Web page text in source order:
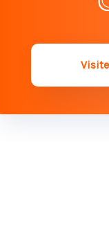
les sommes
Testament : les
Contestation